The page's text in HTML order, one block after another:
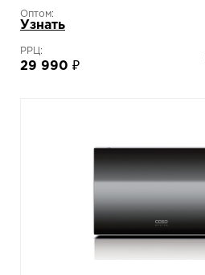
Оптом:
Узнать
РРЦ:
29 990 ₽